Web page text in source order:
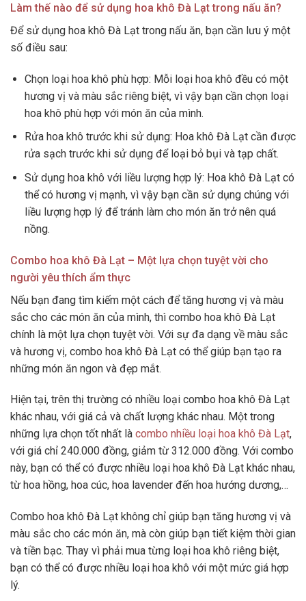
Làm thế nào để sử dụng hoa khô Đà Lạt trong nấu ăn?
Để sử dụng hoa khô Đà Lạt trong nấu ăn, bạn cần lưu ý một
số điều sau:
Chọn loại hoa khô phù hợp: Mỗi loại hoa khô đều có một
hương vị và màu sắc riêng biệt, vì vậy bạn cần chọn loại
hoa khô phù hợp với món ăn của mình.
Rửa hoa khô trước khi sử dụng: Hoa khô Đà Lạt cần được
rửa sạch trước khi sử dụng để loại bỏ bụi và tạp chất.
Sử dụng hoa khô với liều lượng hợp lý: Hoa khô Đà Lạt có
thể có hương vị mạnh, vì vậy bạn cần sử dụng chúng với
liều lượng hợp lý để tránh làm cho món ăn trở nên quá
nồng.
Combo hoa khô Đà Lạt – Một lựa chọn tuyệt vời cho
người yêu thích ẩm thực
Nếu bạn đang tìm kiếm một cách để tăng hương vị và màu
sắc cho các món ăn của mình, thì combo hoa khô Đà Lạt
chính là một lựa chọn tuyệt vời. Với sự đa dạng về màu sắc
và hương vị, combo hoa khô Đà Lạt có thể giúp bạn tạo ra
những món ăn ngon và đẹp mắt.
Hiện tại, trên thị trường có nhiều loại combo hoa khô Đà Lạt
khác nhau, với giá cả và chất lượng khác nhau. Một trong
những lựa chọn tốt nhất là combo nhiều loại hoa khô Đà Lạt,
với giá chỉ 240.000 đồng, giảm từ 312.000 đồng. Với combo
này, bạn có thể có được nhiều loại hoa khô Đà Lạt khác nhau,
từ hoa hồng, hoa cúc, hoa lavender đến hoa hướng dương,…
Combo hoa khô Đà Lạt không chỉ giúp bạn tăng hương vị và
màu sắc cho các món ăn, mà còn giúp bạn tiết kiệm thời gian
và tiền bạc. Thay vì phải mua từng loại hoa khô riêng biệt,
bạn có thể có được nhiều loại hoa khô với một mức giá hợp
lý.